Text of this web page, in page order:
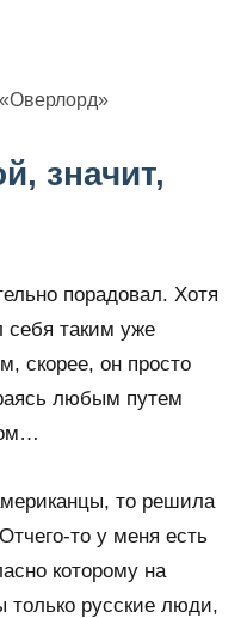
значит,
порадовал. Хотя
себя таким уже
скорее, он просто
любым путем
то решила
то у меня есть
которому на
только русские люди,